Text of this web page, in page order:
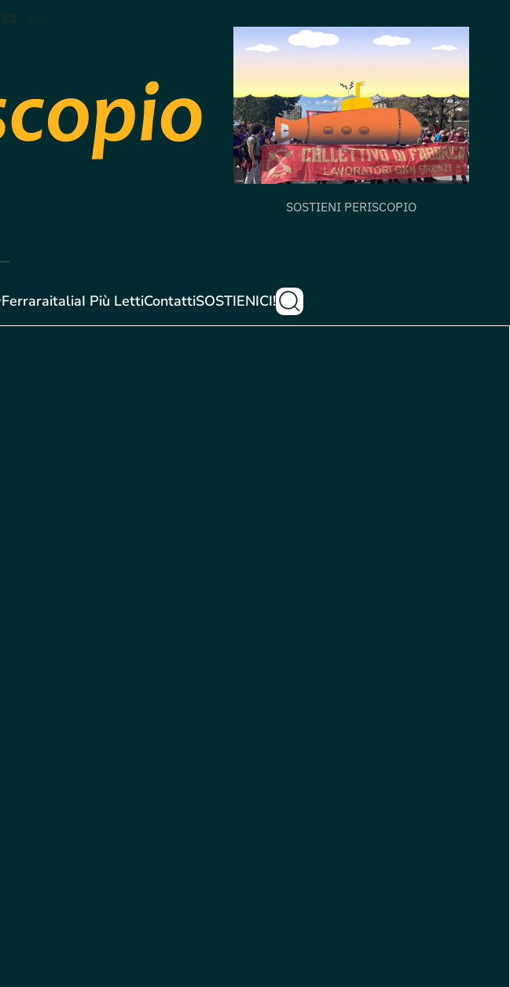
SOSTIENI PERISCOPIO
FerraraitaliaI Più LettiContattiSOSTIENICI!